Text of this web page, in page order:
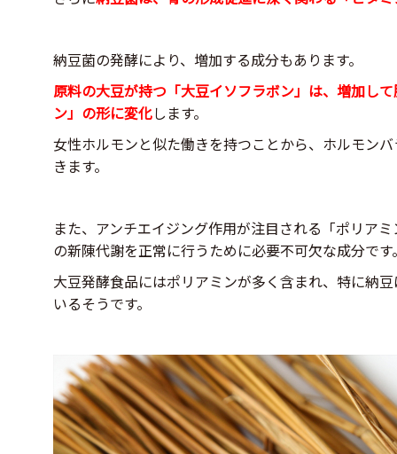
納豆菌の発酵により、増加する成分もあります。
原料の大豆が持つ「大豆イソフラボン」は、増加し
ン」の形に変化します。
女性ホルモンと似た働きを持つことから、ホルモン
きます。
また、アンチエイジング作用が注目される「ポリア
の新陳代謝を正常に行うために必要不可欠な成分です
大豆発酵食品にはポリアミンが多く含まれ、特に納
いるそうです。